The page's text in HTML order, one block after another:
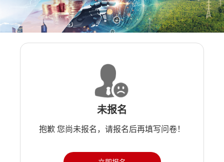
未报名
抱歉 您尚未报名，请报名后再填写问卷！